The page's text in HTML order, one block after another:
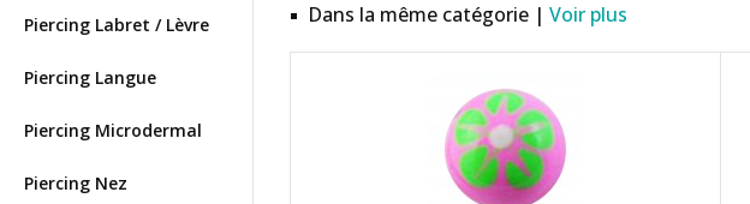
Piercing Labret / Lèvre
Piercing Langue
Piercing Microdermal
Piercing Nez
Dans la même catégorie | Voir plus